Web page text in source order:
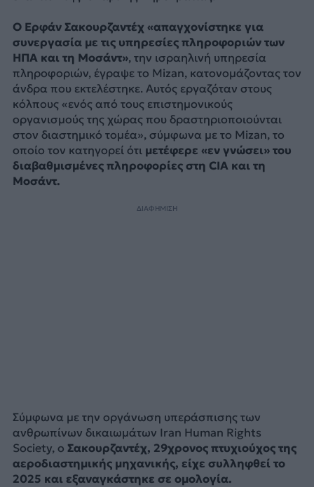
Ο Ερφάν Σακουρζαντέχ «απαγχονίστηκε για
συνεργασία με τις υπηρεσίες πληροφοριών των
ΗΠΑ και τη Μοσάντ», την ισραηλινή υπηρεσία
πληροφοριών, έγραψε το Mizan, κατονομάζοντας τον
άνδρα που εκτελέστηκε. Αυτός εργαζόταν στους
κόλπους «ενός από τους επιστημονικούς
οργανισμούς της χώρας που δραστηριοποιούνται
στον διαστημικό τομέα», σύμφωνα με το Mizan, το
οποίο τον κατηγορεί ότι μετέφερε «εν γνώσει» του
διαβαθμισμένες πληροφορίες στη CIA και τη
Μοσάντ.
ΔΙΑΦΗΜΙΣΗ
Σύμφωνα με την οργάνωση υπεράσπισης των
ανθρωπίνων δικαιωμάτων Iran Human Rights
Society, ο Σακουρζαντέχ, 29χρονος πτυχιούχος της
αεροδιαστημικής μηχανικής, είχε συλληφθεί το
2025 και εξαναγκάστηκε σε ομολογία.